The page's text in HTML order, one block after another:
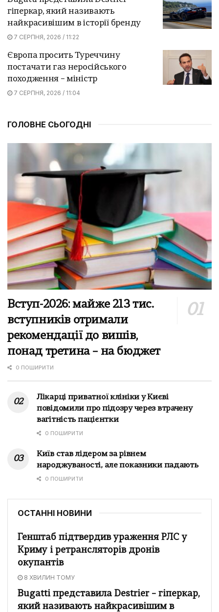
гіперкар, який називають
найкрасивішим в історії бренду
7 СЕРПНЯ, 2026 / 11:22
Європа просить Туреччину
постачати газ неросійського
походження – міністр
7 СЕРПНЯ, 2026 / 11:04
ГОЛОВНЕ СЬОГОДНІ
Вступ-2026: майже 213 тис.
вступників отримали
рекомендації до вишів,
понад третина – на бюджет
0 ПОШИРИТИ
Лікарці приватної клініки у Києві
повідомили про підозру через втрачену
вагітність пацієнтки
0 ПОШИРИТИ
Київ став лідером за рівнем
народжуваності, але показники падають
0 ПОШИРИТИ
ОСТАННІ НОВИНИ
Генштаб підтвердив ураження РЛС у
Криму і ретрансляторів дронів
окупантів
8 ХВИЛИН ТОМУ
Bugatti представила Destrier – гіперкар,
який називають найкрасивішим в